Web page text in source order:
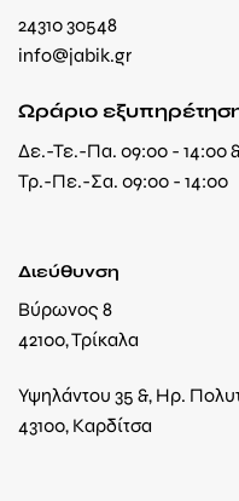
24310 30548
info@jabik.gr
Ωράριο
Δε.-Τε.-Πα. 09:00 - 14:00 &
Τρ.-Πε.-Σα. 09:00 - 14:00
Διεύθυνση
Βύρωνος 8
42100, Τρίκαλα
Υψηλάντου 35 &, Ηρ.
43100, Καρδίτσα